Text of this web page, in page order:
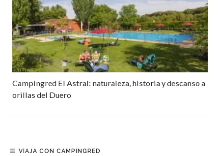
Campingred El Astral: naturaleza, historia y descanso a
orillas del Duero
VIAJA CON CAMPINGRED